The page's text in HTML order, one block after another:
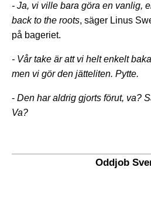
- Ja, vi ville bara göra en vanlig,
back to the roots, säger Linus
på bageriet.
- Vår take är att vi helt enkelt
men vi gör den jätteliten. Pytte.
- Den har aldrig gjorts förut, va?
Va?
Oddjob